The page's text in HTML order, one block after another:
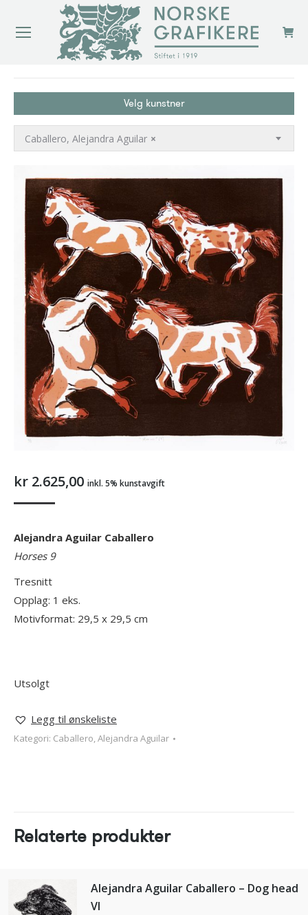
Velg kunstner
×
Caballero, Alejandra Aguilar
kr 2.625,00 inkl. 5% kunstavgift
Alejandra Aguilar Caballero
Horses 9
Tresnitt
Opplag: 1 eks.
Motivformat: 29,5 x 29,5 cm
Utsolgt
Legg til ønskeliste
Kategori: Caballero, Alejandra Aguilar
Relaterte produkter
Alejandra Aguilar Caballero – Dog head
VI